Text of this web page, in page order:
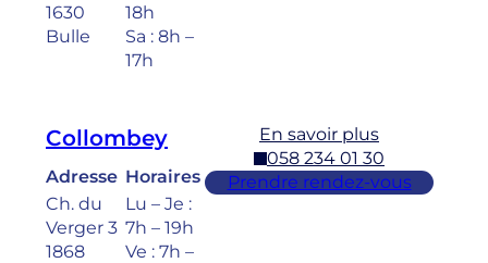
1630
Bulle
18h
Sa : 8h –
17h
Collombey
Adresse
Ch. du
Verger 3
1868
Horaires
Lu – Je :
7h – 19h
Ve : 7h –
En savoir plus
058 234 01 30
Prendre rendez-vous